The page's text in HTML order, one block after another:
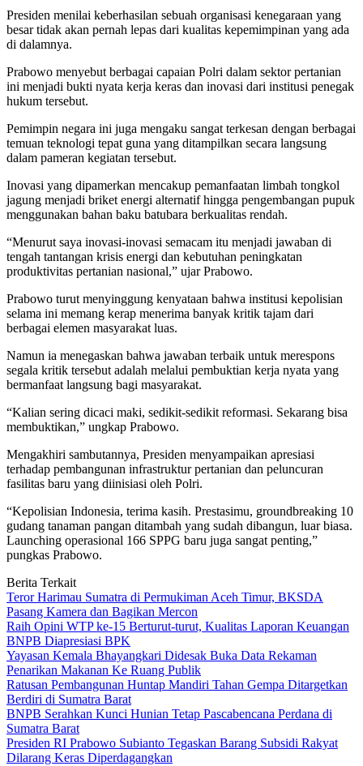
Presiden menilai keberhasilan sebuah organisasi kenegaraan yang
besar tidak akan pernah lepas dari kualitas kepemimpinan yang ada
di dalamnya.
Prabowo menyebut berbagai capaian Polri dalam sektor pertanian
ini menjadi bukti nyata kerja keras dan inovasi dari institusi penegak
hukum tersebut.
Pemimpin negara ini juga mengaku sangat terkesan dengan berbagai
temuan teknologi tepat guna yang ditampilkan secara langsung
dalam pameran kegiatan tersebut.
Inovasi yang dipamerkan mencakup pemanfaatan limbah tongkol
jagung menjadi briket energi alternatif hingga pengembangan pupuk
menggunakan bahan baku batubara berkualitas rendah.
“Menurut saya inovasi-inovasi semacam itu menjadi jawaban di
tengah tantangan krisis energi dan kebutuhan peningkatan
produktivitas pertanian nasional,” ujar Prabowo.
Prabowo turut menyinggung kenyataan bahwa institusi kepolisian
selama ini memang kerap menerima banyak kritik tajam dari
berbagai elemen masyarakat luas.
Namun ia menegaskan bahwa jawaban terbaik untuk merespons
segala kritik tersebut adalah melalui pembuktian kerja nyata yang
bermanfaat langsung bagi masyarakat.
“Kalian sering dicaci maki, sedikit-sedikit reformasi. Sekarang bisa
membuktikan,” ungkap Prabowo.
Mengakhiri sambutannya, Presiden menyampaikan apresiasi
terhadap pembangunan infrastruktur pertanian dan peluncuran
fasilitas baru yang diinisiasi oleh Polri.
“Kepolisian Indonesia, terima kasih. Prestasimu, groundbreaking 10
gudang tanaman pangan ditambah yang sudah dibangun, luar biasa.
Launching operasional 166 SPPG baru juga sangat penting,”
pungkas Prabowo.
Berita Terkait
Teror Harimau Sumatra di Permukiman Aceh Timur, BKSDA
Pasang Kamera dan Bagikan Mercon
Raih Opini WTP ke-15 Berturut-turut, Kualitas Laporan Keuangan
BNPB Diapresiasi BPK
Yayasan Kemala Bhayangkari Didesak Buka Data Rekaman
Penarikan Makanan Ke Ruang Publik
Ratusan Pembangunan Huntap Mandiri Tahan Gempa Ditargetkan
Berdiri di Sumatra Barat
BNPB Serahkan Kunci Hunian Tetap Pascabencana Perdana di
Sumatra Barat
Presiden RI Prabowo Subianto Tegaskan Barang Subsidi Rakyat
Dilarang Keras Diperdagangkan